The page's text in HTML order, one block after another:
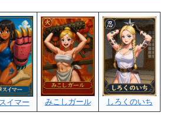
イマー みこしガール しろくのいち